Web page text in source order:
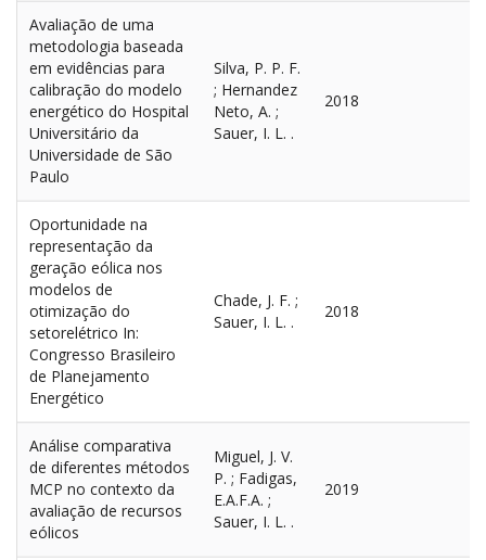
CIÊNCIA
Aulas
Livros
Congressos
Dissertação
Seminários
Trabalhos Técnicos
Teses
Patentes
Livre-Docência
Acervo completo
CONTATO
Avaliação de uma
metodologia baseada
em evidências para
calibração do modelo
energético do Hospital
Universitário da
Universidade de São
Paulo
Silva, P. P. F.
; Hernandez
Neto, A. ;
Sauer, I. L. .
2018
Oportunidade na
representação da
geração eólica nos
modelos de
otimização do
setorelétrico In:
Congresso Brasileiro
de Planejamento
Energético
Chade, J. F. ;
Sauer, I. L. .
2018
Análise comparativa
de diferentes métodos
MCP no contexto da
avaliação de recursos
eólicos
Miguel, J. V.
P. ; Fadigas,
E.A.F.A. ;
Sauer, I. L. .
2019